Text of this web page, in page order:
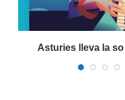
Asturies lleva la